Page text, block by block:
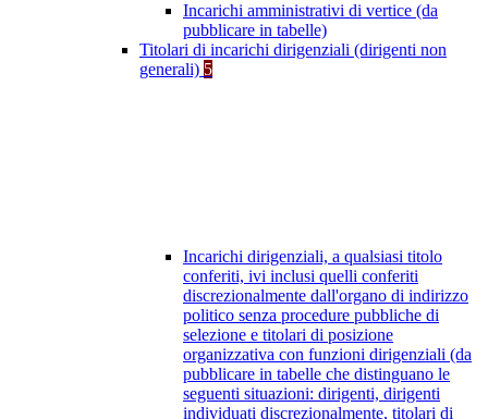
Incarichi amministrativi di vertice (da
pubblicare in tabelle)
Titolari di incarichi dirigenziali (dirigenti non
generali) 5
Incarichi dirigenziali, a qualsiasi titolo
conferiti, ivi inclusi quelli conferiti
discrezionalmente dall'organo di indirizzo
politico senza procedure pubbliche di
selezione e titolari di posizione
organizzativa con funzioni dirigenziali (da
pubblicare in tabelle che distinguano le
seguenti situazioni: dirigenti, dirigenti
individuati discrezionalmente, titolari di